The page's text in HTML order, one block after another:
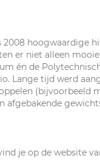
hoogwaardige
er niet alleen
én de
Lange tijd werd
je op de website